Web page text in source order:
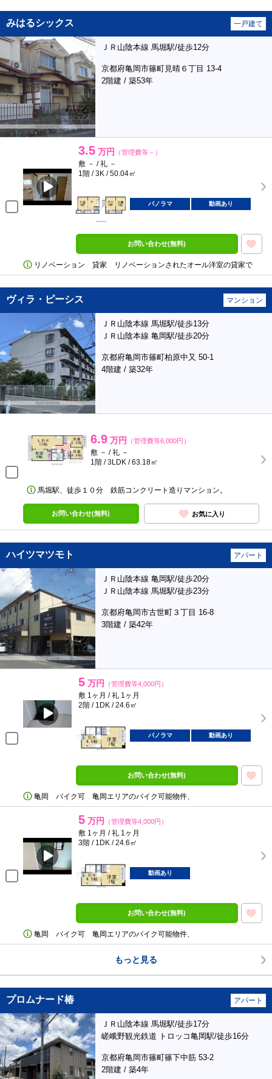
みはるシックス 一戸建て
ＪＲ山陰本線 馬堀駅/徒歩12分
京都府亀岡市篠町見晴６丁目 13-4
2階建 / 築53年
3.5 万円 （管理費等－）
敷 － / 礼 －
1階 / 3K / 50.04㎡
パノラマ 動画あり
お問い合わせ(無料)
リノベーション 貸家 リノベーションされたオール洋室の貸家で
ヴィラ・ピーシス マンション
ＪＲ山陰本線 馬堀駅/徒歩13分
ＪＲ山陰本線 亀岡駅/徒歩20分
京都府亀岡市篠町柏原中又 50-1
4階建 / 築32年
6.9 万円 （管理費等6,000円）
敷 － / 礼 －
1階 / 3LDK / 63.18㎡
馬堀駅、徒歩１０分 鉄筋コンクリート造りマンション。
お問い合わせ(無料) お気に入り
ハイツマツモト アパート
ＪＲ山陰本線 亀岡駅/徒歩20分
ＪＲ山陰本線 馬堀駅/徒歩23分
京都府亀岡市古世町３丁目 16-8
3階建 / 築42年
5 万円 （管理費等4,000円）
敷 1ヶ月 / 礼 1ヶ月
2階 / 1DK / 24.6㎡
パノラマ 動画あり
お問い合わせ(無料)
亀岡 バイク可 亀岡エリアのバイク可能物件、
5 万円 （管理費等4,000円）
敷 1ヶ月 / 礼 1ヶ月
3階 / 1DK / 24.6㎡
動画あり
お問い合わせ(無料)
亀岡 バイク可 亀岡エリアのバイク可能物件、
もっと見る
プロムナード椿 アパート
ＪＲ山陰本線 馬堀駅/徒歩17分
嵯峨野観光鉄道 トロッコ亀岡駅/徒歩16分
京都府亀岡市篠町篠下中筋 53-2
2階建 / 築4年